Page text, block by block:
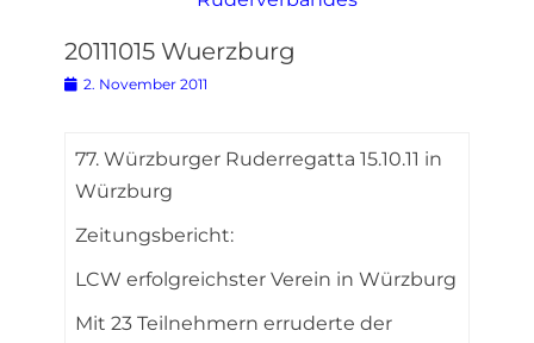
20111015 Wuerzburg
Posted
2. November 2011
77. Würzburger Ruderregatta 15.10.11 in
Würzburg
Zeitungsbericht:
LCW erfolgreichster Verein in Würzburg
Mit 23 Teilnehmern erruderte der